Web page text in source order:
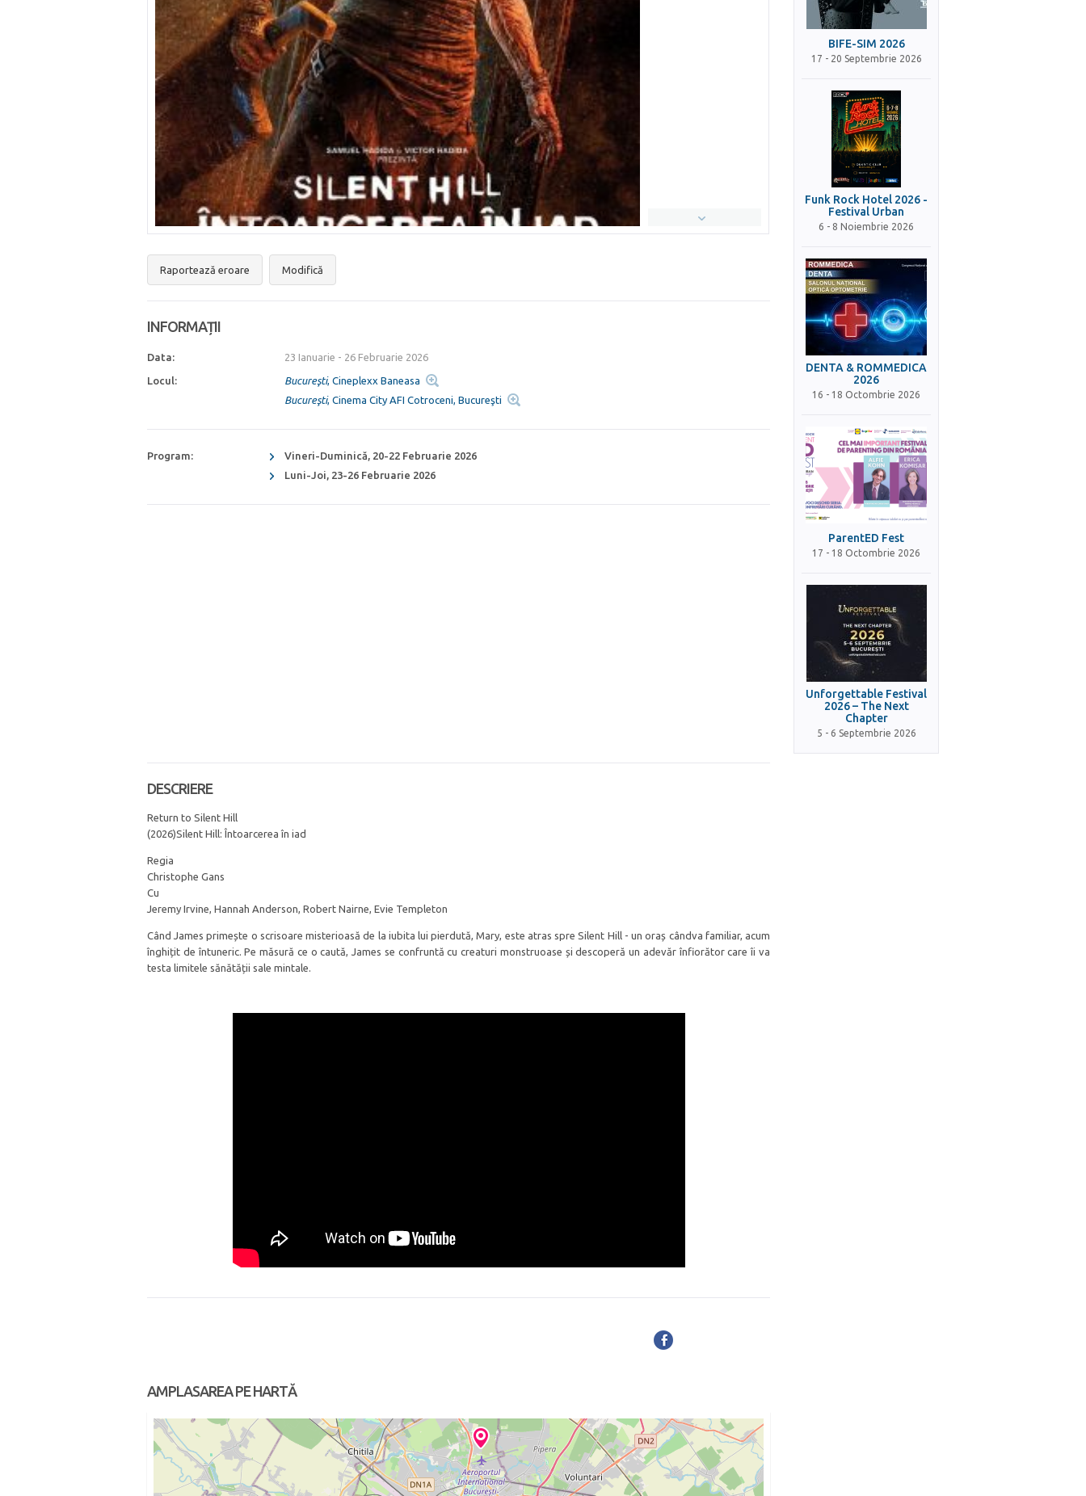
Raportează eroare Modifică
INFORMAȚII
Data: 23 Ianuarie - 26 Februarie 2026
Locul: Bucureşti, Cineplexx Baneasa
Bucureşti, Cinema City AFI Cotroceni, Bucureşti
Program:
Vineri-Duminică, 20-22 Februarie 2026
Luni-Joi, 23-26 Februarie 2026
DESCRIERE
Return to Silent Hill
(2026)Silent Hill: Întoarcerea în iad
Regia
Christophe Gans
Cu
Jeremy Irvine, Hannah Anderson, Robert Nairne, Evie Templeton
Când James primește o scrisoare misterioasă de la iubita lui pierdută, Mary, este atras spre Silent Hill - un oraș cândva familiar, acum
înghițit de întuneric. Pe măsură ce o caută, James se confruntă cu creaturi monstruoase și descoperă un adevăr înfiorător care îi va
testa limitele sănătății sale mintale.
AMPLASAREA PE HARTĂ
BIFE-SIM 2026
17 - 20 Septembrie 2026
Funk Rock Hotel 2026 -
Festival Urban
6 - 8 Noiembrie 2026
DENTA & ROMMEDICA
2026
16 - 18 Octombrie 2026
ParentED Fest
17 - 18 Octombrie 2026
Unforgettable Festival
2026 – The Next
Chapter
5 - 6 Septembrie 2026